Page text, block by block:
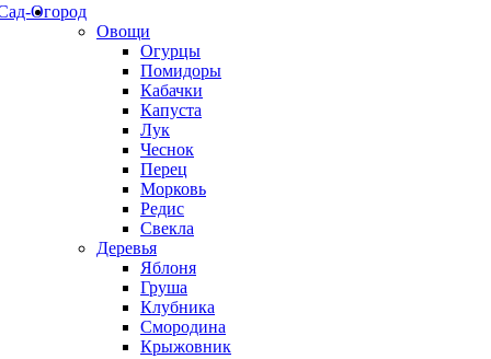
Огород
Овощи
Огурцы
Помидоры
Кабачки
Капуста
Лук
Чеснок
Перец
Морковь
Редис
Свекла
Деревья
Яблоня
Груша
Клубника
Смородина
Крыжовник